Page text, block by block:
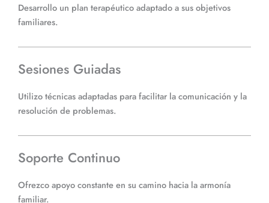
Desarrollo un plan terapéutico adaptado a sus objetivos
familiares.
Sesiones Guiadas
Utilizo técnicas adaptadas para facilitar la comunicación y la
resolución de problemas.
Soporte Continuo
Ofrezco apoyo constante en su camino hacia la armonía
familiar.